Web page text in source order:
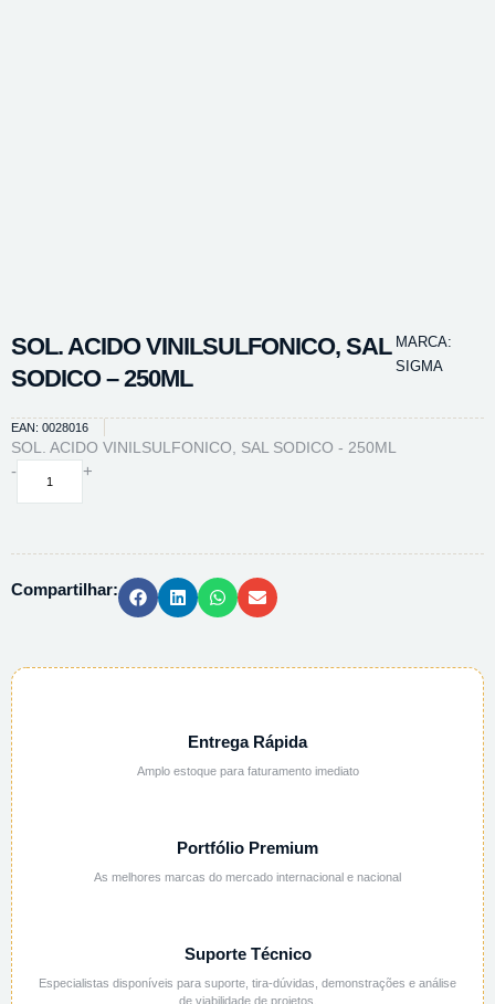
SOL. ACIDO VINILSULFONICO, SAL
SODICO – 250ML
MARCA:
SIGMA
EAN: 0028016
SOL. ACIDO VINILSULFONICO, SAL SODICO - 250ML
-
SOL.
-
+
Compartilhar:
Entrega Rápida
Amplo estoque para faturamento imediato
Portfólio Premium
As melhores marcas do mercado internacional e nacional
Suporte Técnico
Especialistas disponíveis para suporte, tira-dúvidas, demonstrações e análise
de viabilidade de projetos.